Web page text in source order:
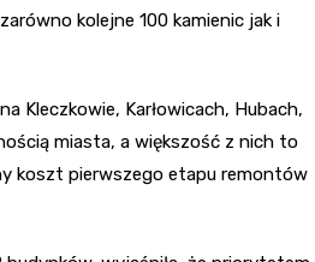
kolejne 100 kamienic jak i
Kleczkowie, Karłowicach, Hubach,
miasta, a większość z nich to
koszt pierwszego etapu remontów